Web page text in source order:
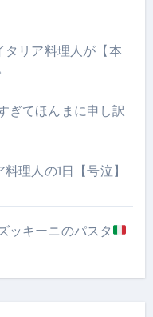
リア料理人が【本
ぎてほんまに申し訳
理人の1日【号泣】
ッキーニのパスタ